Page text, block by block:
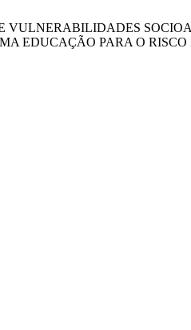
E VULNERABILIDADES
EDUCAÇÃO PARA O